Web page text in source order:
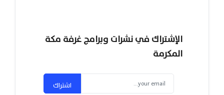
الإشتراك في نشرات وبرامج غرفة مكة
المكرمة
اشتراك